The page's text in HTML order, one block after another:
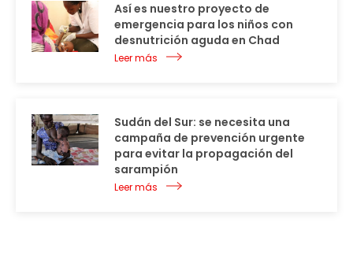
Así es nuestro proyecto de
emergencia para los niños con
desnutrición aguda en Chad
Leer más
Sudán del Sur: se necesita una
campaña de prevención urgente
para evitar la propagación del
sarampión
Leer más